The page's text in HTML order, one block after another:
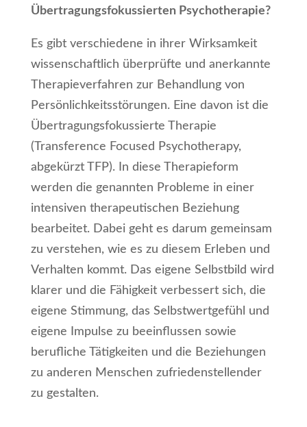
Übertragungsfokussierten Psychotherapie?
Es gibt verschiedene in ihrer Wirksamkeit
wissenschaftlich überprüfte und anerkannte
Therapieverfahren zur Behandlung von
Persönlichkeitsstörungen. Eine davon ist die
Übertragungsfokussierte Therapie
(Transference Focused Psychotherapy,
abgekürzt TFP). In diese Therapieform
werden die genannten Probleme in einer
intensiven therapeutischen Beziehung
bearbeitet. Dabei geht es darum gemeinsam
zu verstehen, wie es zu diesem Erleben und
Verhalten kommt. Das eigene Selbstbild wird
klarer und die Fähigkeit verbessert sich, die
eigene Stimmung, das Selbstwertgefühl und
eigene Impulse zu beeinflussen sowie
berufliche Tätigkeiten und die Beziehungen
zu anderen Menschen zufriedenstellender
zu gestalten.